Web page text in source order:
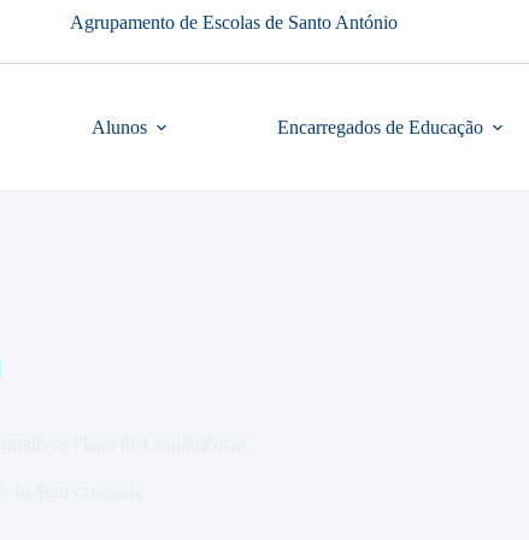
Agrupamento de Escolas de Santo António
Alunos Encarregados de Educação